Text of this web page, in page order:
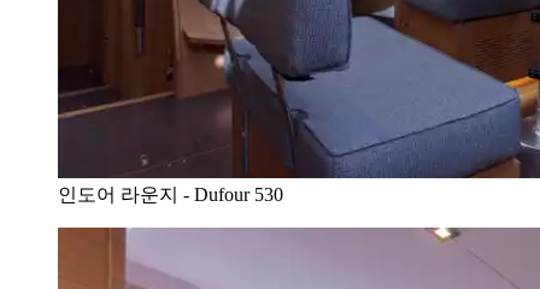
인도어 라운지 - Dufour 530